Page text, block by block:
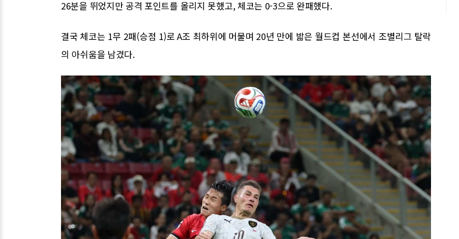
26분을 뛰었지만 공격 포인트를 올리지 못했고, 체코는 0-3으로 완패했다.
결국 체코는 1무 2패(승점 1)로 A조 최하위에 머물며 20년 만에 밟은 월드컵 본선에서 조별리그 탈락
의 아쉬움을 남겼다.